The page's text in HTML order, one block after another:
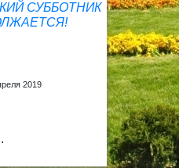
СУББОТНИК
2019